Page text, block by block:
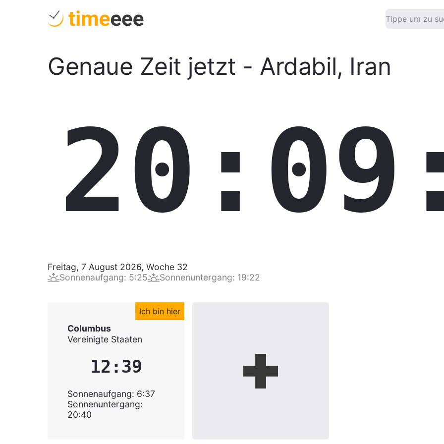
Genaue Zeit jetzt - Ardabil, Iran
Freitag, 7 August 2026, Woche 32
Sonnenaufgang: 5:25 Sonnenuntergang: 19:22
Ich bin hier
Columbus
Vereinigte Staaten
12:39
Sonnenaufgang: 6:37
Sonnenuntergang:
20:40